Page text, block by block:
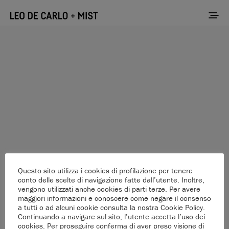
Please add posts from your WordPress admin
Questo sito utilizza i cookies di profilazione per tenere
conto delle scelte di navigazione fatte dall’utente. Inoltre,
vengono utilizzati anche cookies di parti terze. Per avere
maggiori informazioni e conoscere come negare il consenso
a tutti o ad alcuni cookie consulta la nostra Cookie Policy.
Continuando a navigare sul sito, l’utente accetta l’uso dei
cookies. Per proseguire conferma di aver preso visione di